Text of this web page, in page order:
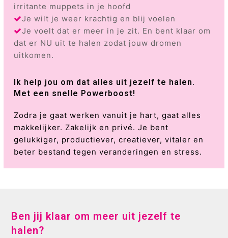
irritante muppets in je hoofd
Je wilt je weer krachtig en blij voelen
Je voelt dat er meer in je zit. En bent klaar om
dat er NU uit te halen zodat jouw dromen
uitkomen.
Ik help jou om dat alles uit jezelf te halen.
Met een snelle Powerboost!
Zodra je gaat werken vanuit je hart, gaat alles
makkelijker. Zakelijk en privé. Je bent
gelukkiger, productiever, creatiever, vitaler en
beter bestand tegen veranderingen en stress.
Ben jij klaar om meer uit jezelf te
halen?